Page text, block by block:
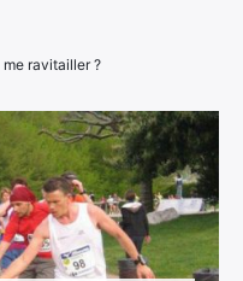
ravitailler ?
Élément
Élément
de
menu